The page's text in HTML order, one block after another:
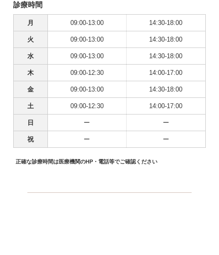
診療時間
月 09:00-13:00 14:30-18:00
火 09:00-13:00 14:30-18:00
水 09:00-13:00 14:30-18:00
木 09:00-12:30 14:00-17:00
金 09:00-13:00 14:30-18:00
土 09:00-12:30 14:00-17:00
日 ー ー
祝 ー ー
正確な診療時間は医療機関のHP・電話等でご確認ください